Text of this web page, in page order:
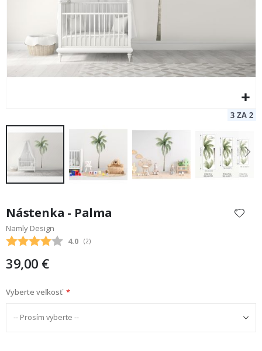
začiatok
galérie
obrázkov
Nástenka - Palma
Namly Design
Priemerne hodnotenie:
4.0 (hlasy:
2)
39,00 €
Vyberte veľkosť